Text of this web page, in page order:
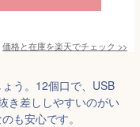
価格と在庫を楽天でチェック >>
う。12個口で、USB
き差ししやすいのがい
も安心です。